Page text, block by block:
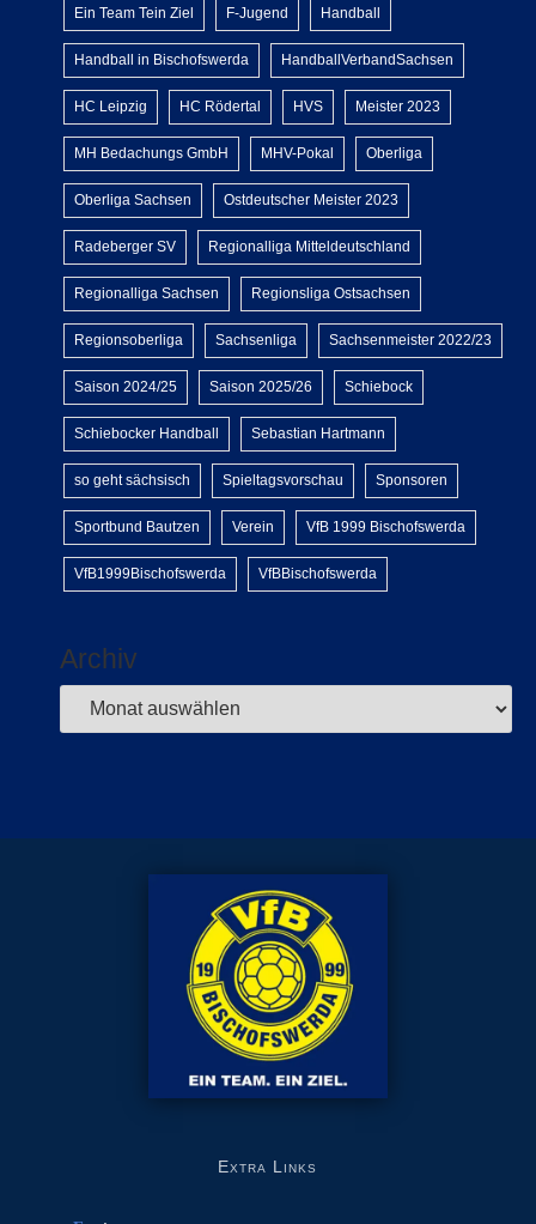
Ein Team Tein Ziel F-Jugend Handball
Handball in Bischofswerda HandballVerbandSachsen
HC Leipzig HC Rödertal HVS Meister 2023
MH Bedachungs GmbH MHV-Pokal Oberliga
Oberliga Sachsen Ostdeutscher Meister 2023
Radeberger SV Regionalliga Mitteldeutschland
Regionalliga Sachsen Regionsliga Ostsachsen
Regionsoberliga Sachsenliga Sachsenmeister 2022/23
Saison 2024/25 Saison 2025/26 Schiebock
Schiebocker Handball Sebastian Hartmann
so geht sächsisch Spieltagsvorschau Sponsoren
Sportbund Bautzen Verein VfB 1999 Bischofswerda
VfB1999Bischofswerda VfBBischofswerda
Archiv
Extra Links